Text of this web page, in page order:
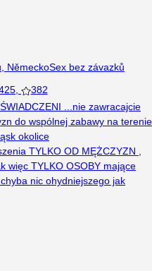
NěmeckoSex bez závazků
382
...nie zawracajcie
do wspólnej zabawy na terenie
okolice
TYLKO OD MĘŻCZYZN ,
więc TYLKO OSOBY mające
nic ohydniejszego jak